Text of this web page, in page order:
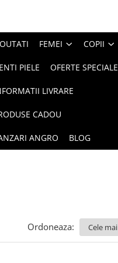
FEMEI COPII
PIELE OFERTE SPECIALE
LIVRARE
CADOU
ANGRO BLOG
Ordoneaza: